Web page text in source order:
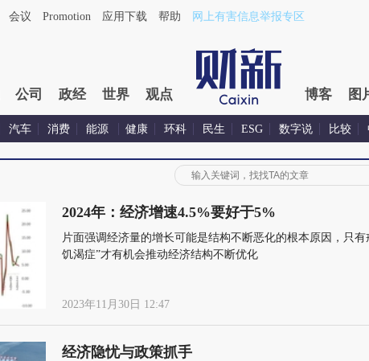
会议 Promotion 应用下载 帮助 网上有害信息举报专区
公司 政经 世界 观点 博客 图
汽车 消费 能源 健康 环科 民生 ESG 数字说 比较
2024年：经济增速4.5%要好于5%
片面强调经济量的增长可能是结构不断恶化的根本原因，只有
饥渴症”才有机会推动经济结构不断优化
2023年11月30日 12:47
经济隐忧与政策抓手